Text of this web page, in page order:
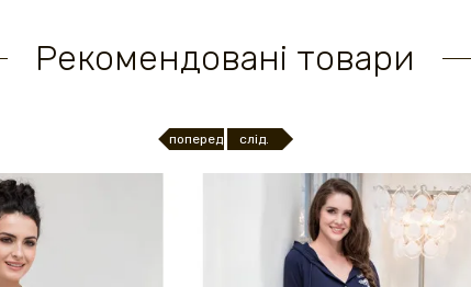
Рекомендовані товари
поперед. слід.